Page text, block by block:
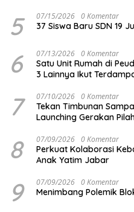
5 07/15/2026 0 Komentar
37 Siswa Baru SDN 19
6 07/13/2026 0 Komentar
Satu Unit Rumah di
3 Lainnya Ikut
7 07/10/2026 0 Komentar
Tekan Timbunan
Launching Gerakan
8 07/09/2026 0 Komentar
Perkuat Kolaborasi
Anak Yatim Jabar
9 07/09/2026 0 Komentar
Menimbang Polemik